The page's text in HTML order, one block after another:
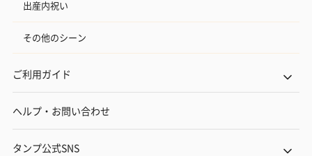
出産内祝い
その他のシーン
ご利用ガイド
ヘルプ・お問い合わせ
タンプ公式SNS